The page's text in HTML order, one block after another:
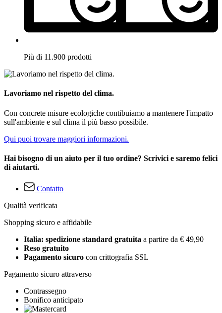
Più di 11.900 prodotti
Lavoriamo nel rispetto del clima.
Con concrete misure ecologiche contibuiamo a mantenere l'impatto
sull'ambiente e sul clima il più basso possibile.
Qui puoi trovare maggiori informazioni.
Hai bisogno di un aiuto per il tuo ordine? Scrivici e saremo felici
di aiutarti.
Contatto
Qualità verificata
Shopping sicuro e affidabile
Italia: spedizione standard gratuita a partire da € 49,90
Reso gratuito
Pagamento sicuro con crittografia SSL
Pagamento sicuro attraverso
Contrassegno
Bonifico anticipato